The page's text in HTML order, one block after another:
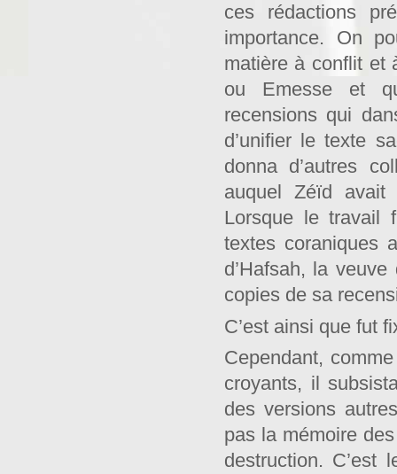
ces rédactions
importance. On
matière à conflit et
ou Emesse et
recensions qui
d’unifier le texte
donna d’autres
auquel Zéïd avait
Lorsque le travail
textes coraniques
d’Hafsah, la
copies de sa
C’est ainsi que fut
Cependant,
croyants, il
des versions
pas la mémoire
destruction. C’est